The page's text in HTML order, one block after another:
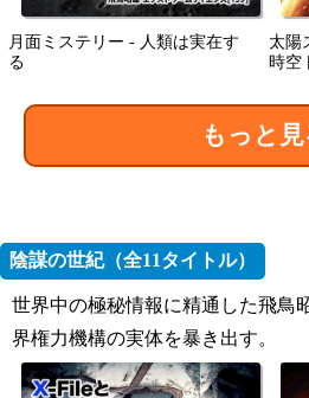
月面ミステリー - 人類は実在す
る
太陽
時空
もっと見
陰謀の世紀（全11タイトル）
世界中の極秘情報に精通した飛鳥
界権力機構の実体を暴き出す。